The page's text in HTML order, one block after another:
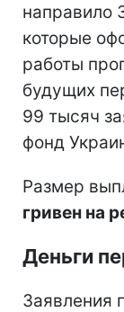
направило
которые
работы
будущих
99 тысяч
фонд
Размер
гривен на
Деньги
Заявления